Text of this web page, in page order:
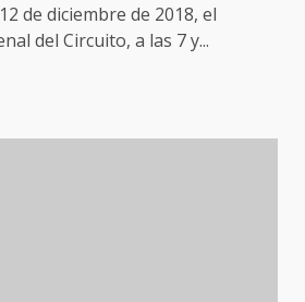
de diciembre de 2018, el
del Circuito, a las 7 y...